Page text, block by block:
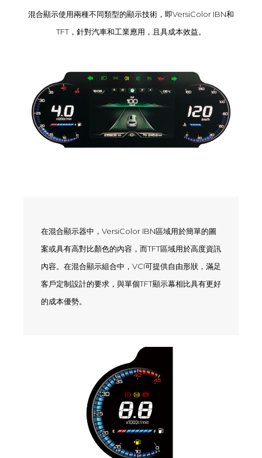
混合顯示使用兩種不同類型的顯示技術，即VersiColor IBN和
TFT，針對汽車和工業應用，且具成本效益。
在混合顯示器中，VersiColor IBN區域用於簡單的圖
案或具有高對比顏色的內容，而TFT區域用於高度資訊
內容。在混合顯示組合中，VCI可提供自由形狀，滿足
客戶定制設計的要求，與單個TFT顯示幕相比具有更好
的成本優勢。